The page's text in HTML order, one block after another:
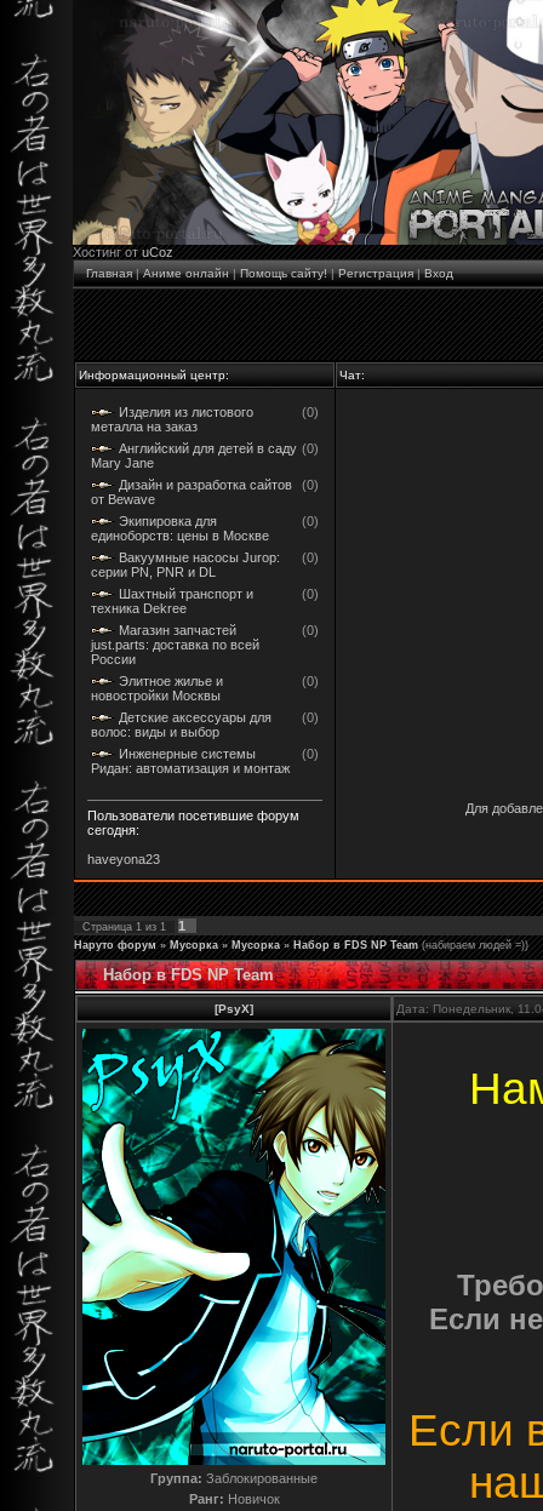
Хостинг отuCoz
Главная|Аниме онлайн|Помощь сайту!|Регистрация|Вход
Информационный центр: Чат:
Изделия из листового
металла на заказ
(0)
Английский для детей в саду
Mary Jane
(0)
Дизайн и разработка сайтов
от Bewave
(0)
Экипировка для
единоборств: цены в Москве
(0)
Вакуумные насосы Jurop:
серии PN, PNR и DL
(0)
Шахтный транспорт и
техника Dekree
(0)
Магазин запчастей
just.parts: доставка по всей
России
(0)
Элитное жилье и
новостройки Москвы
(0)
Детские аксессуары для
волос: виды и выбор
(0)
Инженерные системы
Ридан: автоматизация и монтаж
(0)
Пользователи посетившие форум
сегодня:
haveyona23
Для
Страница 1 из 1 1
Наруто форум » Мусорка » Мусорка » Набор в FDS NP Team (набираем людей =))
Набор в FDS NP Team
[PsyX] Дата: Понедельник,
Группа: Заблокированные
Ранг: Новичок
Если
Если